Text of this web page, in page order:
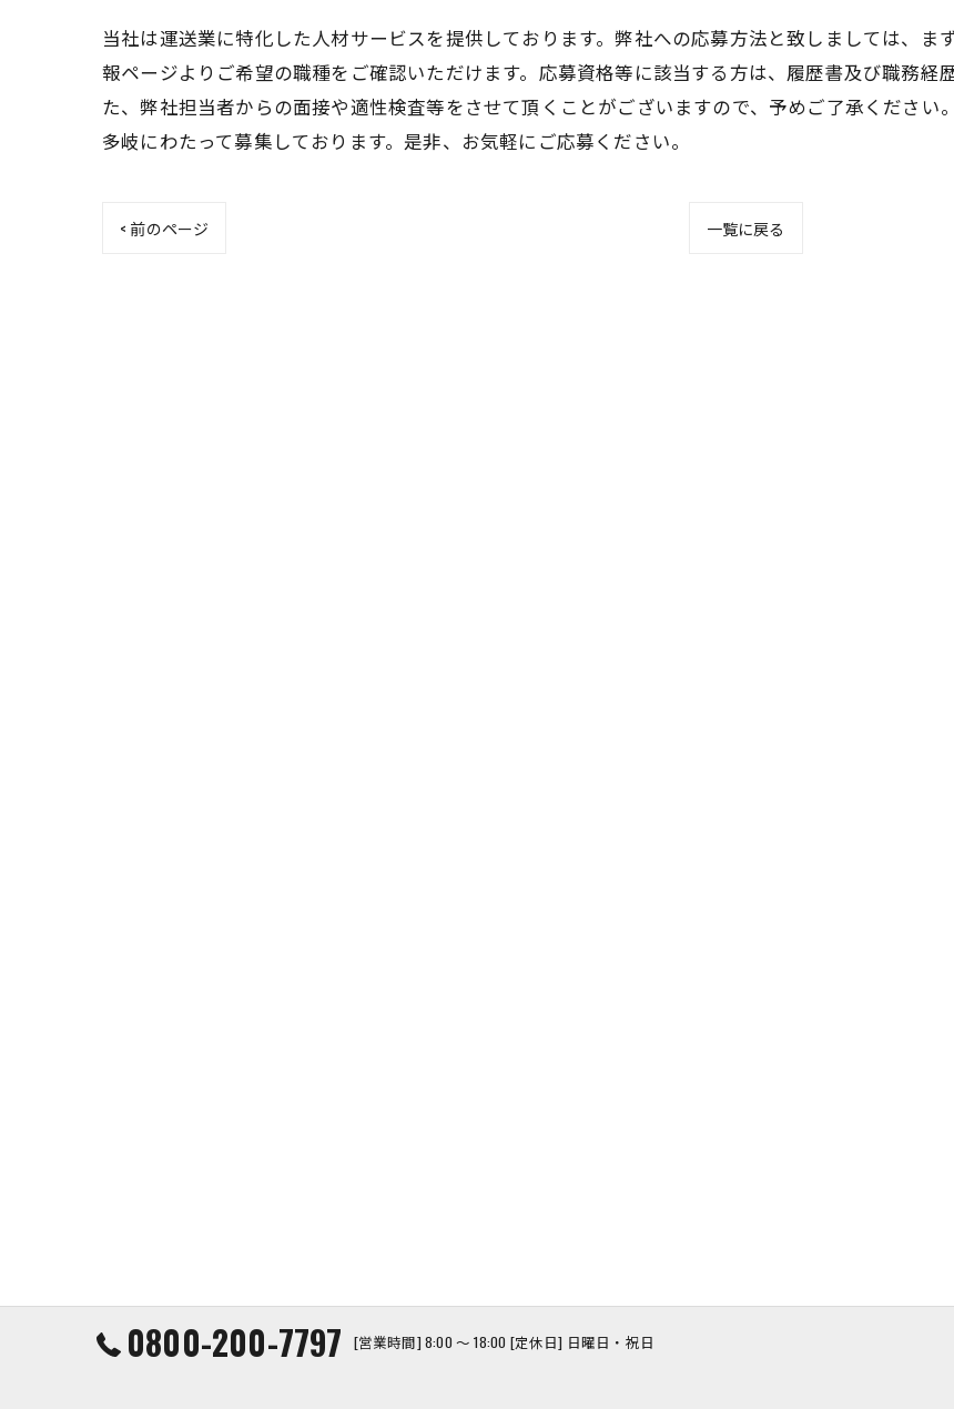
当社は運送業に特化した人材サービスを提供しております。弊社への応募方法と致しましては、ま
報ページよりご希望の職種をご確認いただけます。応募資格等に該当する方は、履歴書及び職務経
た、弊社担当者からの面接や適性検査等をさせて頂くことがございますので、予めご了承くださ
多岐にわたって募集しております。是非、お気軽にご応募ください。
< 前のページ 一覧に戻る
0800-200-7797 [営業時間] 8:00 ～ 18:00 [定休日] 日曜日・祝日